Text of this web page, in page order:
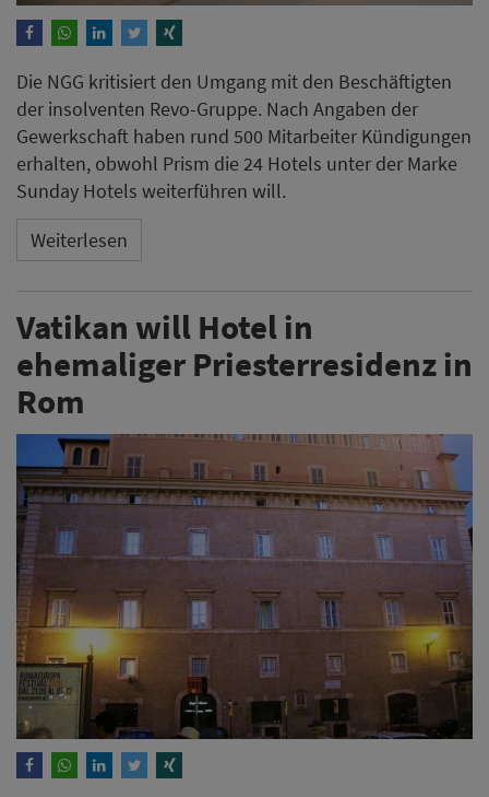
Die NGG kritisiert den Umgang mit den Beschäftigten
der insolventen Revo-Gruppe. Nach Angaben der
Gewerkschaft haben rund 500 Mitarbeiter Kündigungen
erhalten, obwohl Prism die 24 Hotels unter der Marke
Sunday Hotels weiterführen will.
Weiterlesen
Vatikan will Hotel in
ehemaliger Priesterresidenz in
Rom